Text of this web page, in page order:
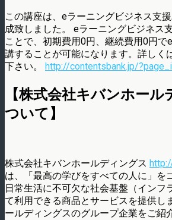
この講座は、eラーニングビジネス支
成致しました。 eラーニングビジネス
ことで、初期費用0円、継続費用0円で
講することが可能になります。詳しく
下さい。
http://contentsbank.jp/
【株式会社キバンホー
ついて】
株式会社キバンホールディングス
は、「最高の学びをすべての人に」を
日常生活に不可欠な社会基盤（インフ
て利用できる商品とサービスを提供し
ールディングスのグループ企業をご紹